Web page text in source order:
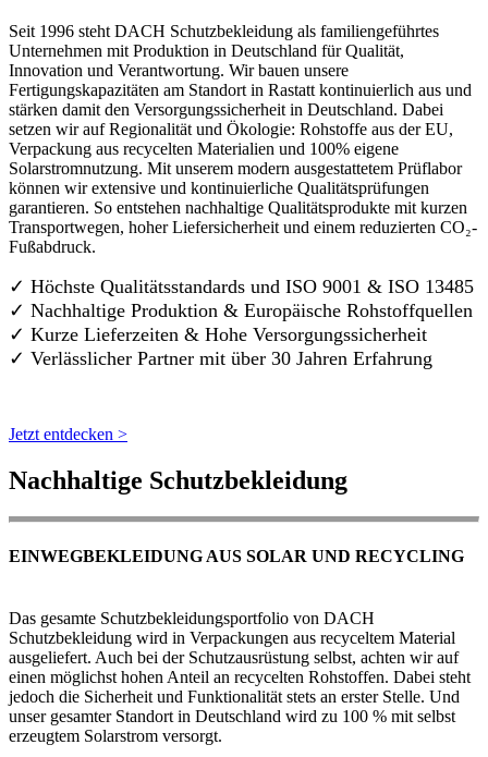
Seit 1996 steht DACH Schutzbekleidung als familiengeführtes
Unternehmen mit Produktion in Deutschland für Qualität,
Innovation und Verantwortung. Wir bauen unsere
Fertigungskapazitäten am Standort in Rastatt kontinuierlich aus und
stärken damit den Versorgungssicherheit in Deutschland. Dabei
setzen wir auf Regionalität und Ökologie: Rohstoffe aus der EU,
Verpackung aus recycelten Materialien und 100% eigene
Solarstromnutzung. Mit unserem modern ausgestattetem Prüflabor
können wir extensive und kontinuierliche Qualitätsprüfungen
garantieren. So entstehen nachhaltige Qualitätsprodukte mit kurzen
Transportwegen, hoher Liefersicherheit und einem reduzierten CO₂-
Fußabdruck.
✓ Höchste Qualitätsstandards und ISO 9001 & ISO 13485
✓ Nachhaltige Produktion & Europäische Rohstoffquellen
✓ Kurze Lieferzeiten & Hohe Versorgungssicherheit
✓ Verlässlicher Partner mit über 30 Jahren Erfahrung
Jetzt entdecken >
Nachhaltige Schutzbekleidung
EINWEGBEKLEIDUNG AUS SOLAR UND RECYCLING
Das gesamte Schutzbekleidungsportfolio von DACH
Schutzbekleidung wird in Verpackungen aus recyceltem Material
ausgeliefert. Auch bei der Schutzausrüstung selbst, achten wir auf
einen möglichst hohen Anteil an recycelten Rohstoffen. Dabei steht
jedoch die Sicherheit und Funktionalität stets an erster Stelle. Und
unser gesamter Standort in Deutschland wird zu 100 % mit selbst
erzeugtem Solarstrom versorgt.